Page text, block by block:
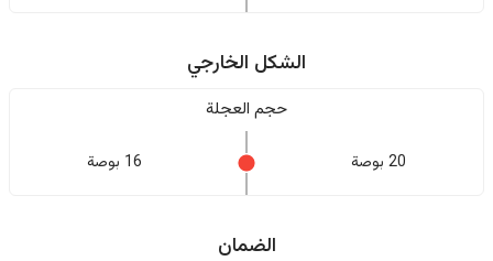
الشكل الخارجي
حجم العجلة
20 بوصة 16 بوصة
الضمان